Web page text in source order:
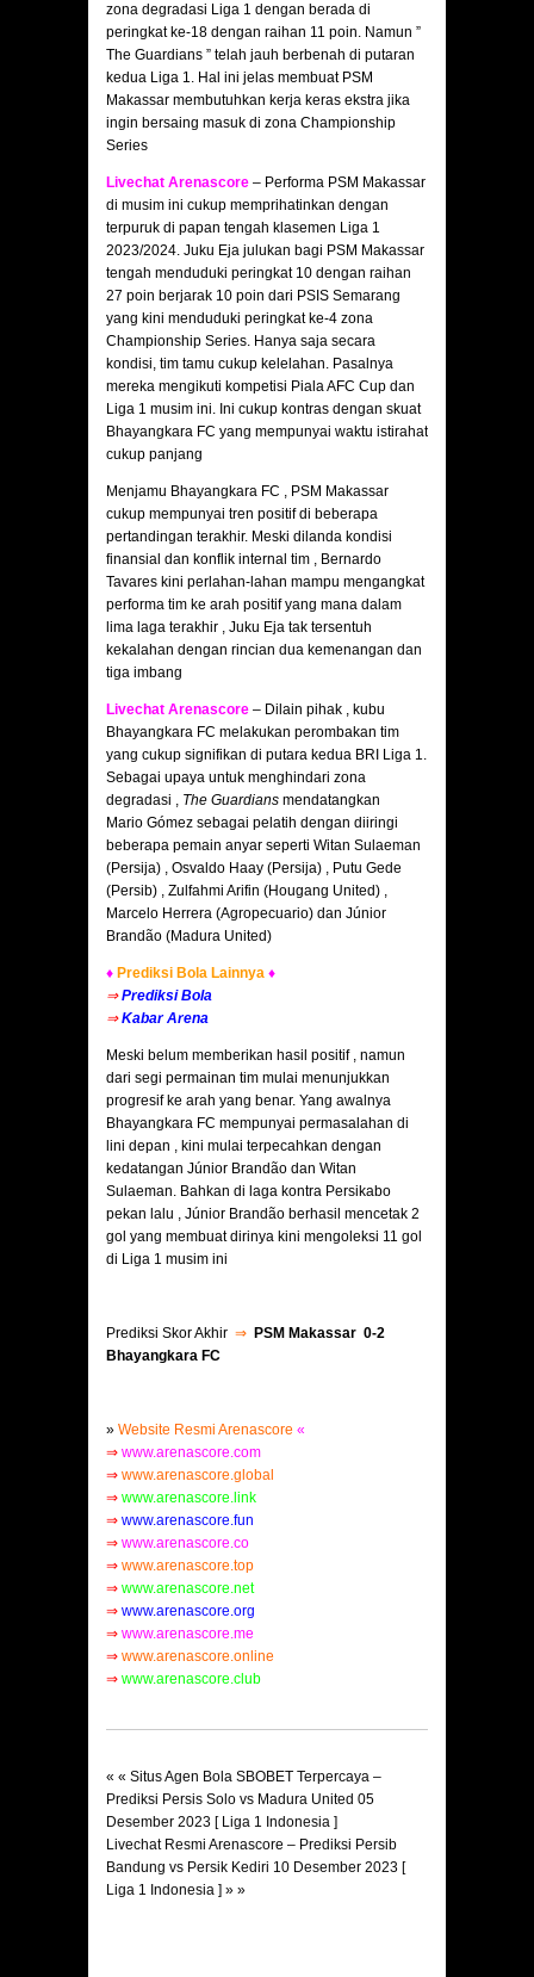
zona degradasi Liga 1 dengan berada di
peringkat ke-18 dengan raihan 11 poin. Namun ”
The Guardians ” telah jauh berbenah di putaran
kedua Liga 1. Hal ini jelas membuat PSM
Makassar membutuhkan kerja keras ekstra jika
ingin bersaing masuk di zona Championship
Series
Livechat Arenascore – Performa PSM Makassar
di musim ini cukup memprihatinkan dengan
terpuruk di papan tengah klasemen Liga 1
2023/2024. Juku Eja julukan bagi PSM Makassar
tengah menduduki peringkat 10 dengan raihan
27 poin berjarak 10 poin dari PSIS Semarang
yang kini menduduki peringkat ke-4 zona
Championship Series. Hanya saja secara
kondisi, tim tamu cukup kelelahan. Pasalnya
mereka mengikuti kompetisi Piala AFC Cup dan
Liga 1 musim ini. Ini cukup kontras dengan skuat
Bhayangkara FC yang mempunyai waktu istirahat
cukup panjang
Menjamu Bhayangkara FC , PSM Makassar
cukup mempunyai tren positif di beberapa
pertandingan terakhir. Meski dilanda kondisi
finansial dan konflik internal tim , Bernardo
Tavares kini perlahan-lahan mampu mengangkat
performa tim ke arah positif yang mana dalam
lima laga terakhir , Juku Eja tak tersentuh
kekalahan dengan rincian dua kemenangan dan
tiga imbang
Livechat Arenascore – Dilain pihak , kubu
Bhayangkara FC melakukan perombakan tim
yang cukup signifikan di putara kedua BRI Liga 1.
Sebagai upaya untuk menghindari zona
degradasi , The Guardians mendatangkan
Mario Gómez sebagai pelatih dengan diiringi
beberapa pemain anyar seperti Witan Sulaeman
(Persija) , Osvaldo Haay (Persija) , Putu Gede
(Persib) , Zulfahmi Arifin (Hougang United) ,
Marcelo Herrera (Agropecuario) dan Júnior
Brandão (Madura United)
♦ Prediksi Bola Lainnya ♦
⇒ Prediksi Bola
⇒ Kabar Arena
Meski belum memberikan hasil positif , namun
dari segi permainan tim mulai menunjukkan
progresif ke arah yang benar. Yang awalnya
Bhayangkara FC mempunyai permasalahan di
lini depan , kini mulai terpecahkan dengan
kedatangan Júnior Brandão dan Witan
Sulaeman. Bahkan di laga kontra Persikabo
pekan lalu , Júnior Brandão berhasil mencetak 2
gol yang membuat dirinya kini mengoleksi 11 gol
di Liga 1 musim ini
Prediksi Skor Akhir ⇒ PSM Makassar 0-2
Bhayangkara FC
» Website Resmi Arenascore «
⇒ www.arenascore.com
⇒ www.arenascore.global
⇒ www.arenascore.link
⇒ www.arenascore.fun
⇒ www.arenascore.co
⇒ www.arenascore.top
⇒ www.arenascore.net
⇒ www.arenascore.org
⇒ www.arenascore.me
⇒ www.arenascore.online
⇒ www.arenascore.club
« « Situs Agen Bola SBOBET Terpercaya –
Prediksi Persis Solo vs Madura United 05
Desember 2023 [ Liga 1 Indonesia ]
Livechat Resmi Arenascore – Prediksi Persib
Bandung vs Persik Kediri 10 Desember 2023 [
Liga 1 Indonesia ] » »